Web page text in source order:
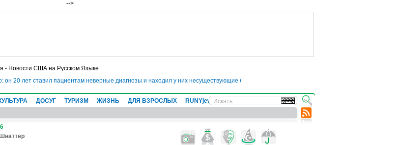
-->
- Новости США на Русском Языке
20 лет ставил пациентам неверные диагнозы и находил у них несуществующие болезни
ДОСУГ ТУРИЗМ ЖИЗНЬ ДЛЯ ВЗРОСЛЫХ RUNYjews ВЕСТИ ИЗ УКРАИНЫ